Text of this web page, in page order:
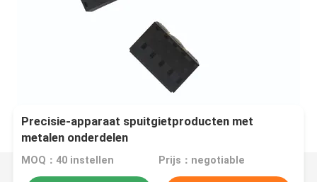
Precisie-apparaat spuitgietproducten met
metalen onderdelen
MOQ：40 instellen Prijs：negotiable